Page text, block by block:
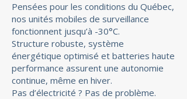
Pensées pour les conditions du Québec,
nos unités mobiles de surveillance
fonctionnent jusqu’à -30°C.
Structure robuste, système
énergétique optimisé et batteries haute
performance assurent une autonomie
continue, même en hiver.
Pas d’électricité ? Pas de problème.